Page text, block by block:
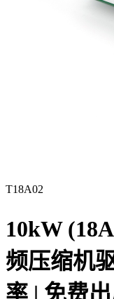
T18A02
10kW
频压缩机
率 | 免费